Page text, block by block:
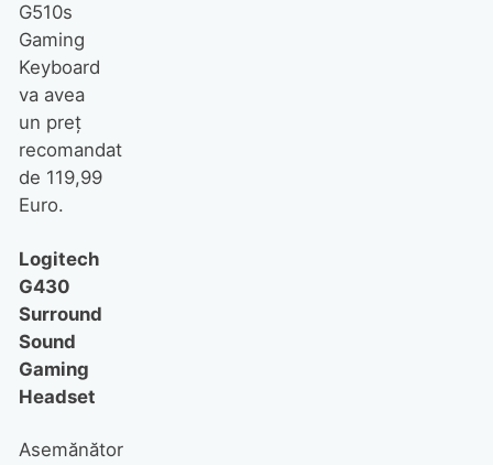
G510s
Gaming
Keyboard
va avea
un preţ
recomandat
de 119,99
Euro.
Logitech
G430
Surround
Sound
Gaming
Headset
Asemănător